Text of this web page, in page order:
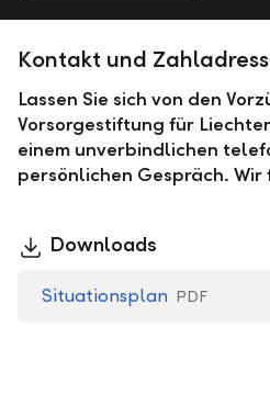
Kontakt und
Lassen Sie sich von den
Vorsorgestiftung für
einem unverbindlichen
persönlichen Gespräch. Wir
Downloads
Situationsplan PDF